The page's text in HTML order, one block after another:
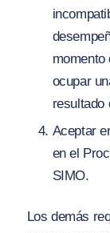
momento
ocupar
resultado
Aceptar
en el
SIMO.
Los demás